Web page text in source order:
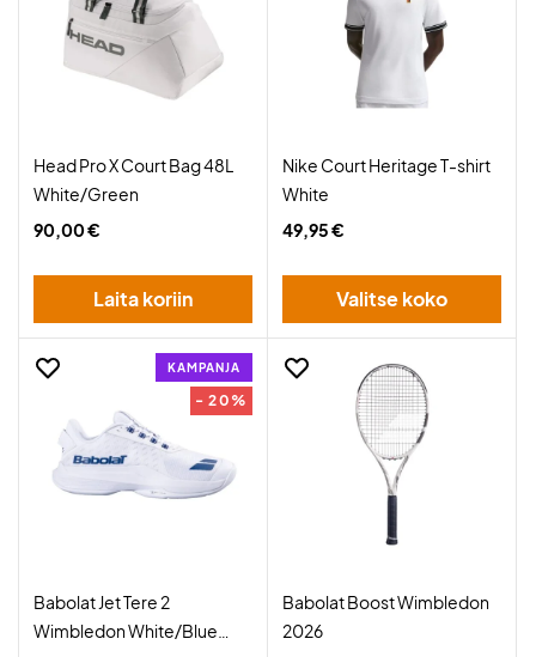
Head Pro X Court Bag 48L
White/Green
90,00 €
Laita koriin
Nike Court Heritage T-shirt
White
49,95 €
Valitse koko
KAMPANJA
- 20%
Babolat Jet Tere 2
Wimbledon White/Blue
Babolat Boost Wimbledon
2026